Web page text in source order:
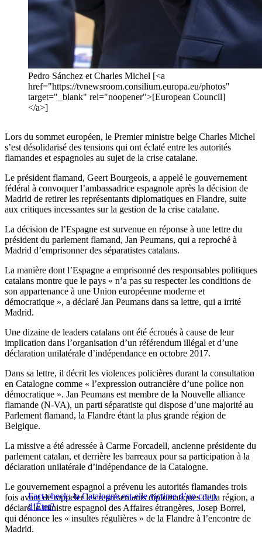
Pedro Sánchez et Charles Michel [<a
href="https://tvnewsroom.consilium.europa.eu/photos"
target="_blank" rel="noopener">[European Council]
</a>]
Lors du sommet européen, le Premier ministre belge Charles Michel
s’est désolidarisé des tensions qui ont éclaté entre les autorités
flamandes et espagnoles au sujet de la crise catalane.
Le président flamand, Geert Bourgeois, a appelé le gouvernement
fédéral à convoquer l’ambassadrice espagnole après la décision de
Madrid de retirer les représentants diplomatiques en Flandre, suite
aux critiques incessantes sur la gestion de la crise catalane.
La décision de l’Espagne est survenue en réponse à une lettre du
président du parlement flamand, Jan Peumans, qui a reproché à
Madrid d’emprisonner des séparatistes catalans.
La manière dont l’Espagne a emprisonné des responsables politiques
catalans montre que le pays « n’a pas su respecter les conditions de
son appartenance à une Union européenne moderne et
démocratique », a déclaré Jan Peumans dans sa lettre, qui a irrité
Madrid.
Une dizaine de leaders catalans ont été écroués à cause de leur
implication dans l’organisation d’un référendum illégal et d’une
déclaration unilatérale d’indépendance en octobre 2017.
Dans sa lettre, il décrit les violences policières durant la consultation
en Catalogne comme « l’expression outrancière d’une police non
démocratique ». Jan Peumans est membre de la Nouvelle alliance
flamande (N-VA), un parti séparatiste qui dispose d’une majorité au
Parlement flamand, la Flandre étant la plus grande région de
Belgique.
La missive a été adressée à Carme Forcadell, ancienne présidente du
parlement catalan, et derrière les barreaux pour sa participation à la
déclaration unilatérale d’indépendance de la Catalogne.
Fact-check: la Catalogne est-elle victime d’un coup
d’État?
Le gouvernement espagnol a prévenu les autorités flamandes trois
fois avant de rappeler les représentants diplomatiques de la région, a
déclaré le ministre espagnol des Affaires étrangères, Josep Borrel,
qui dénonce les « insultes régulières » de la Flandre à l’encontre de
Madrid.